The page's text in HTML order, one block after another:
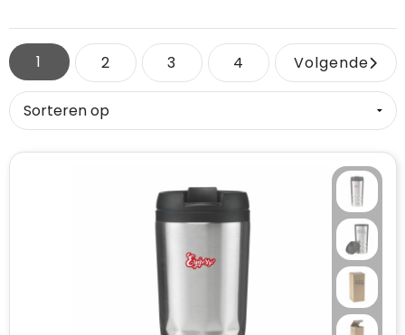
1 2 3 4 Volgende